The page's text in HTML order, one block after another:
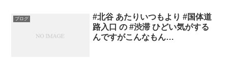
ブログ
#北谷 あたりいつもより #国体道
路入口 の #渋滞 ひどい気がする
んですがこんなもん…